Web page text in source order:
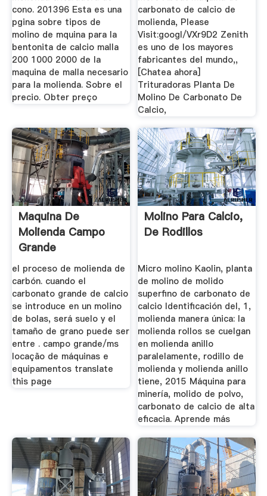
cono. 201396 Esta es una
pgina sobre tipos de
molino de mquina para la
bentonita de calcio malla
200 1000 2000 de la
maquina de malla necesario
para la molienda. Sobre el
precio. Obter preço
carbonato de calcio de
molienda, Please
Visit:googl/VXr9D2 Zenith
es uno de los mayores
fabricantes del mundo,,
[Chatea ahora]
Trituradoras Planta De
Molino De Carbonato De
Calcio,
Maquina De
Molienda Campo
Grande
el proceso de molienda de
carbón. cuando el
carbonato grande de calcio
se introduce en un molino
de bolas, será suelo y el
tamaño de grano puede ser
entre . campo grande/ms
locação de máquinas e
equipamentos translate
this page
Molino Para Calcio,
De Rodillos
Micro molino Kaolin, planta
de molino de molido
superfino de carbonato de
calcio Identificación del, 1,
molienda manera única: la
molienda rollos se cuelgan
en molienda anillo
paralelamente, rodillo de
molienda y molienda anillo
tiene, 2015 Máquina para
minería, molido de polvo,
carbonato de calcio de alta
eficacia. Aprende más